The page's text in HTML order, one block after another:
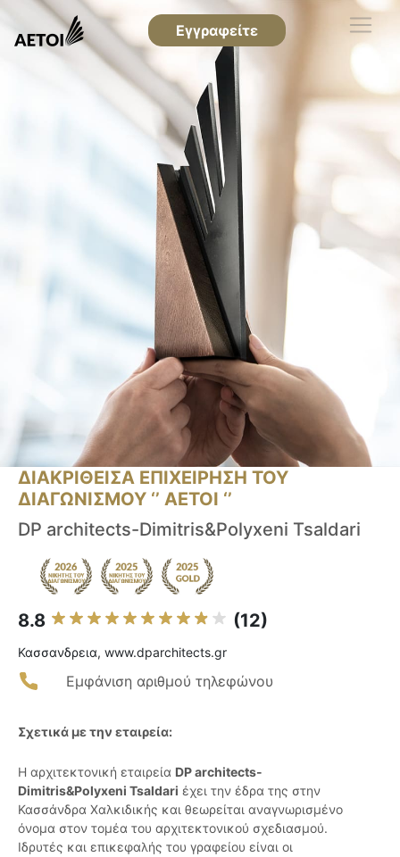
Εγγραφείτε
ΔΙΑΚΡΙΘΕΙΣΑ ΕΠΙΧΕΙΡΗΣΗ ΤΟΥ
ΔΙΑΓΩΝΙΣΜΟΥ ‘’ ΑΕΤΟΙ ‘’
DP architects-Dimitris&Polyxeni Tsaldari
8.8 (12)
Κασσανδρεια, www.dparchitects.gr
Εμφάνιση αριθμού τηλεφώνου
Σχετικά με την εταιρεία:
Η αρχιτεκτονική εταιρεία DP architects-
Dimitris&Polyxeni Tsaldari έχει την έδρα της στην
Κασσάνδρα Χαλκιδικής και θεωρείται αναγνωρισμένο
όνομα στον τομέα του αρχιτεκτονικού σχεδιασμού.
Ιδρυτές και επικεφαλής του γραφείου είναι οι